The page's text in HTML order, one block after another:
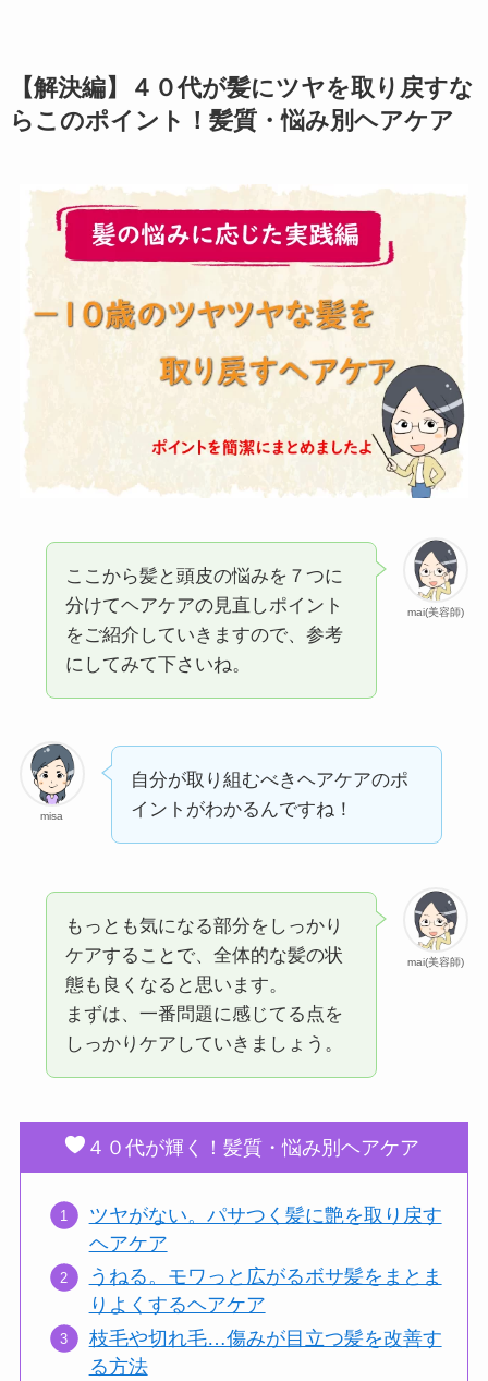
【解決編】４０代が髪にツヤを取り戻すな
らこのポイント！髪質・悩み別ヘアケア
mai(美容師)
ここから髪と頭皮の悩みを７つに
分けてヘアケアの見直しポイント
をご紹介していきますので、参考
にしてみて下さいね。
misa
自分が取り組むべきヘアケアのポ
イントがわかるんですね！
mai(美容師)
もっとも気になる部分をしっかり
ケアすることで、全体的な髪の状
態も良くなると思います。
まずは、一番問題に感じてる点を
しっかりケアしていきましょう。
４０代が輝く！髪質・悩み別ヘアケア
ツヤがない。パサつく髪に艶を取り戻す
ヘアケア
うねる。モワっと広がるボサ髪をまとま
りよくするヘアケア
枝毛や切れ毛…傷みが目立つ髪を改善す
る方法